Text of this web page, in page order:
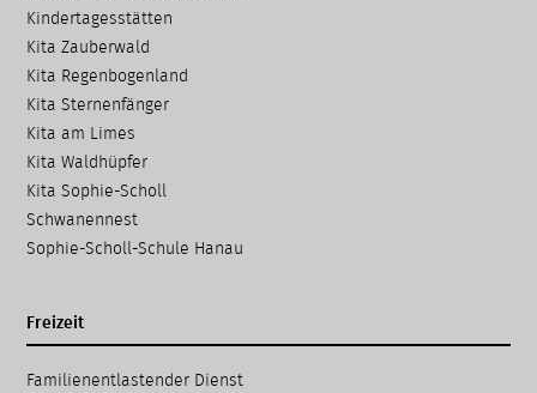
Kinder­tages­stätten
Kita Zauberwald
Kita Regenbogenland
Kita Sternenfänger
Kita am Limes
Kita Waldhüpfer
Kita Sophie-Scholl
Schwanennest
Sophie-Scholl-Schule Hanau
Freizeit
Navigation
Familien­entlastender Dienst